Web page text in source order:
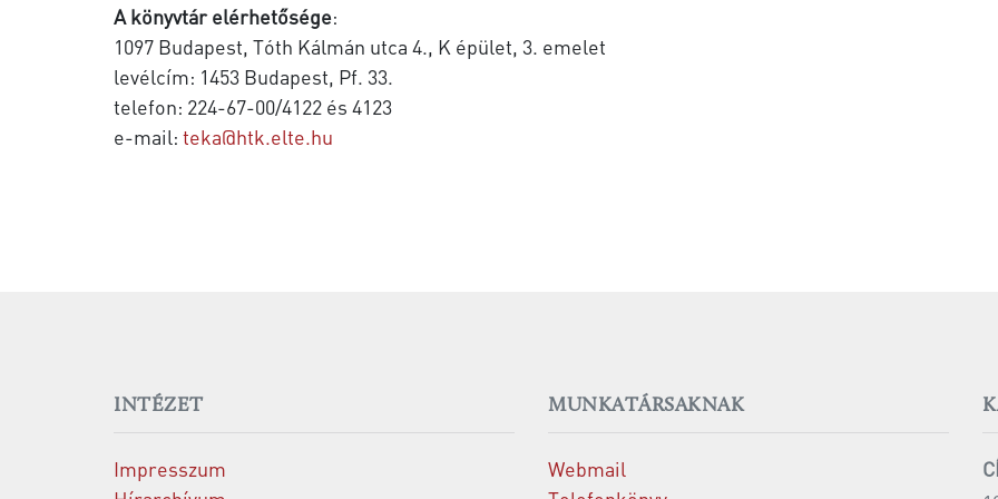
A könyvtár elérhetősége:
1097 Budapest, Tóth Kálmán utca 4., K épület, 3. emelet
levélcím: 1453 Budapest, Pf. 33.
telefon: 224-67-00/4122 és 4123
e-mail: teka@htk.elte.hu
INTÉZET
Impresszum
MUNKATÁRSAKNAK
Webmail